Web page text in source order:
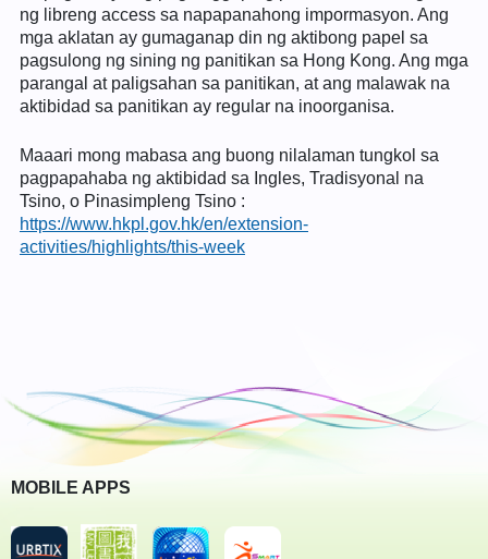
ng libreng access sa napapanahong impormasyon. Ang
mga aklatan ay gumaganap din ng aktibong papel sa
pagsulong ng sining ng panitikan sa Hong Kong. Ang mga
parangal at paligsahan sa panitikan, at ang malawak na
aktibidad sa panitikan ay regular na inoorganisa.
Maaari mong mabasa ang buong nilalaman tungkol sa
pagpapahaba ng aktibidad sa Ingles, Tradisyonal na
Tsino, o Pinasimpleng Tsino :
https://www.hkpl.gov.hk/en/extension-
activities/highlights/this-week
MOBILE APPS